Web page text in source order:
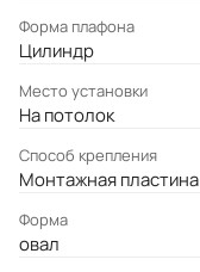
Форма плафона
Цилиндр
Место установки
На потолок
Cпособ крепления
Монтажная пластина
Форма
овал